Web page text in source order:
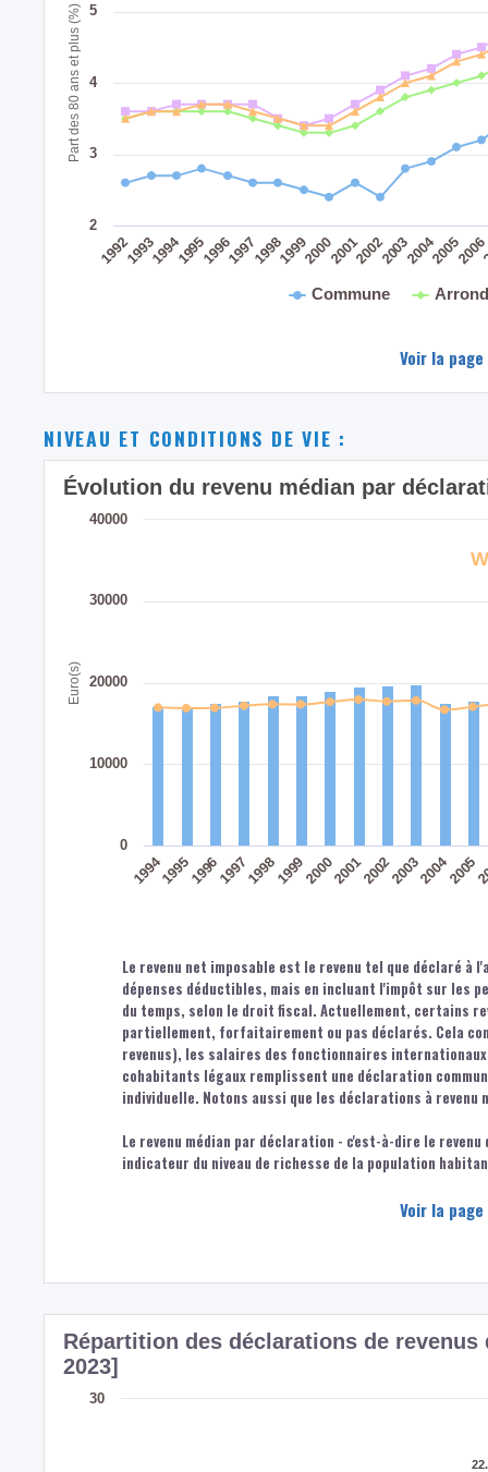
Part des 80 ans et plus (%)
Commune
199219931994199519961997199819992000200120022003200420052006
2
3
4
5
Voir la
NIVEAU ET CONDITIONS DE VIE :
Euro(s)
Évolution du revenu médian par
199419951996199719981999200020012002200320042005
0
10000
20000
30000
40000
Le revenu net imposable est le revenu tel que déclaré
dépenses déductibles, mais en incluant l'impôt sur les
du temps, selon le droit fiscal. Actuellement, certains
partiellement, forfaitairement ou pas déclarés. Cela
revenus), les salaires des fonctionnaires
cohabitants légaux remplissent une déclaration
individuelle. Notons aussi que les déclarations à
Le revenu médian par déclaration - c'est-à-dire le
indicateur du niveau de richesse de la population
Voir la
Répartition des déclarations de revenus
2023]
30